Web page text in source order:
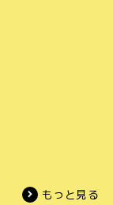
もっと見る